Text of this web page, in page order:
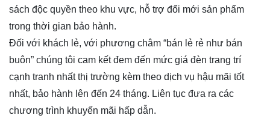
sách độc quyền theo khu vực, hỗ trợ đổi mới sản phẩm
trong thời gian bảo hành.
Đối với khách lẻ, với phương châm “bán lẻ rẻ như bán
buôn” chúng tôi cam kết đem đến mức giá đèn trang trí
cạnh tranh nhất thị trường kèm theo dịch vụ hậu mãi tốt
nhất, bảo hành lên đến 24 tháng. Liên tục đưa ra các
chương trình khuyến mãi hấp dẫn.